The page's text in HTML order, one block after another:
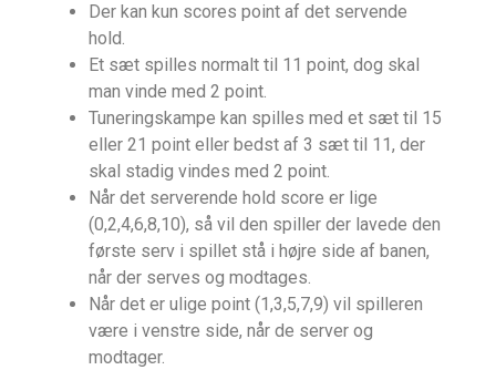
Der kan kun scores point af det servende
hold.
Et sæt spilles normalt til 11 point, dog skal
man vinde med 2 point.
Tuneringskampe kan spilles med et sæt til 15
eller 21 point eller bedst af 3 sæt til 11, der
skal stadig vindes med 2 point.
Når det serverende hold score er lige
(0,2,4,6,8,10), så vil den spiller der lavede den
første serv i spillet stå i højre side af banen,
når der serves og modtages.
Når det er ulige point (1,3,5,7,9) vil spilleren
være i venstre side, når de server og
modtager.